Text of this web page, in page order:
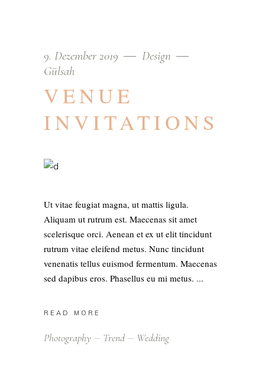
9. Dezember 2019
Design
Gülsah
VENUE
INVITATIONS
Ut vitae feugiat magna, ut mattis ligula.
Aliquam ut rutrum est. Maecenas sit amet
scelerisque orci. Aenean et ex ut elit tincidunt
rutrum vitae eleifend metus. Nunc tincidunt
venenatis tellus euismod fermentum. Maecenas
sed dapibus eros. Phasellus eu mi metus.
READ MORE
Photography Trend Wedding